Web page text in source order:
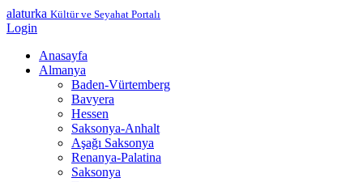
alaturka Kültür ve Seyahat Portalı
Login
Anasayfa
Almanya
Baden-Vürtemberg
Bavyera
Hessen
Saksonya-Anhalt
Aşağı Saksonya
Renanya-Palatina
Saksonya